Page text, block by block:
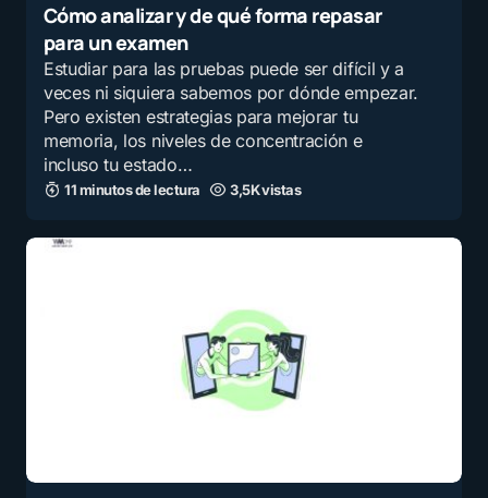
Cómo analizar y de qué forma repasar
para un examen
Estudiar para las pruebas puede ser difícil y a
veces ni siquiera sabemos por dónde empezar.
Pero existen estrategias para mejorar tu
memoria, los niveles de concentración e
incluso tu estado…
11 minutos de lectura 3,5K vistas